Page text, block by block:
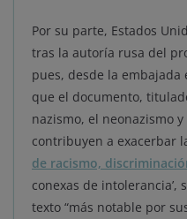
Por su parte, Estados
tras la autoría rusa del
pues, desde la
que el documento,
nazismo, el neonazismo
contribuyen a exacerbar
de racismo,
conexas de
texto “más notable por